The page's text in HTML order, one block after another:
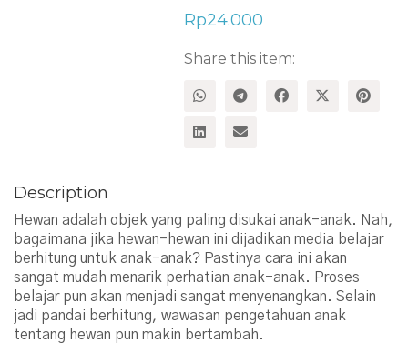
Rp24.000
Share this item:
Description
Hewan adalah objek yang paling disukai anak-anak. Nah,
bagaimana jika hewan-hewan ini dijadikan media belajar
berhitung untuk anak-anak? Pastinya cara ini akan
sangat mudah menarik perhatian anak-anak. Proses
belajar pun akan menjadi sangat menyenangkan. Selain
jadi pandai berhitung, wawasan pengetahuan anak
tentang hewan pun makin bertambah.